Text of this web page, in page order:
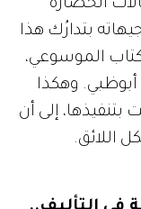
الحضارة
بتدارُك هذا
الموسوعي،
أبوظبي. وهكذا
إلى أن
اللائق.